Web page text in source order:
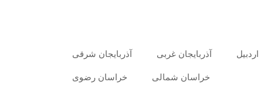
آذربایجان شرقی آذربایجان غربی اردبیل
خراسان رضوی خراسان شمالی